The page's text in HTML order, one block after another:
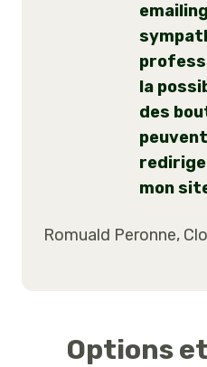
la
des
mon
Romuald Peronne,
Options